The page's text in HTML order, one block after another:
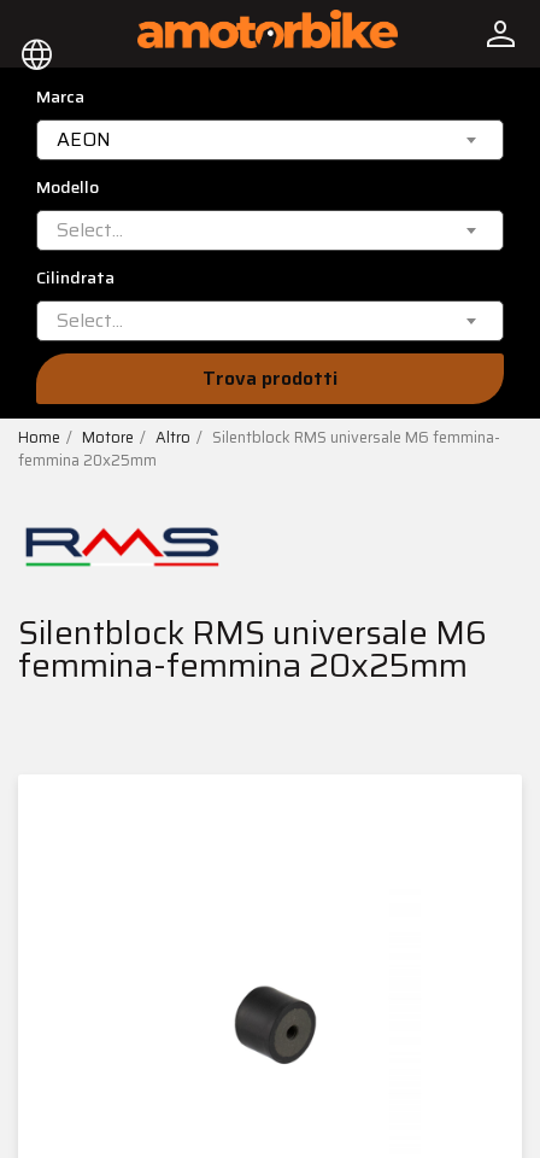
language person
Marca
AEON
Modello
Select...
Cilindrata
Select...
Trova prodotti
Home Motore Altro
Silentblock RMS universale M6 femmina-
femmina 20x25mm
Silentblock RMS universale M6
femmina-femmina 20x25mm